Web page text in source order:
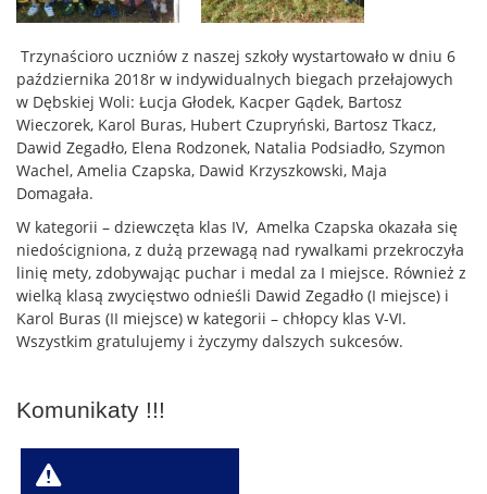
Trzynaścioro uczniów z naszej szkoły wystartowało w dniu 6
października 2018r w indywidualnych biegach przełajowych
w Dębskiej Woli: Łucja Głodek, Kacper Gądek, Bartosz
Wieczorek, Karol Buras, Hubert Czupryński, Bartosz Tkacz,
Dawid Zegadło, Elena Rodzonek, Natalia Podsiadło, Szymon
Wachel, Amelia Czapska, Dawid Krzyszkowski, Maja
Domagała.
W kategorii – dziewczęta klas IV, Amelka Czapska okazała się
niedościgniona, z dużą przewagą nad rywalkami przekroczyła
linię mety, zdobywając puchar i medal za I miejsce. Również z
wielką klasą zwycięstwo odnieśli Dawid Zegadło (I miejsce) i
Karol Buras (II miejsce) w kategorii – chłopcy klas V-VI.
Wszystkim gratulujemy i życzymy dalszych sukcesów.
Komunikaty !!!
W